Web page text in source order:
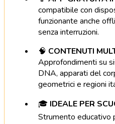
compatibile con
funzionante anche
senza interruzioni.
🧠 CONTENUTI
Approfondimenti su
DNA, apparati del
geometrici e regioni
🎓 IDEALE PER
Strumento educativo